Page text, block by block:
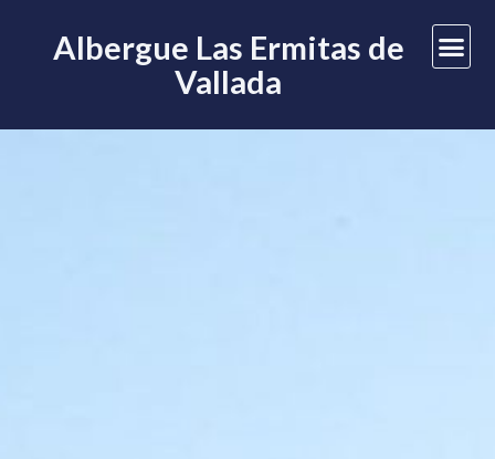
Albergue Las Ermitas de
Vallada